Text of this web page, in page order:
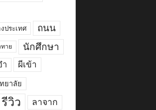
ประเทศ
ถนน
าย นักศึกษา
ำ ผีเข้า
ยาลัย
รีวิว ลาจาก